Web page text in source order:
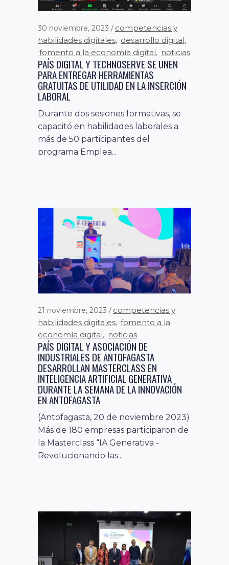
30 noviembre, 2023
competencias y
habilidades digitales, desarrollo digital,
fomento a la economía digital, noticias
PAÍS DIGITAL Y TECHNOSERVE SE UNEN
PARA ENTREGAR HERRAMIENTAS
GRATUITAS DE UTILIDAD EN LA INSERCIÓN
LABORAL
Durante dos sesiones formativas, se
capacitó en habilidades laborales a
más de 50 participantes del
programa Emplea...
21 noviembre, 2023
competencias y
habilidades digitales, fomento a la
economía digital, noticias
PAÍS DIGITAL Y ASOCIACIÓN DE
INDUSTRIALES DE ANTOFAGASTA
DESARROLLAN MASTERCLASS EN
INTELIGENCIA ARTIFICIAL GENERATIVA
DURANTE LA SEMANA DE LA INNOVACIÓN
EN ANTOFAGASTA
(Antofagasta, 20 de noviembre 2023)
Más de 180 empresas participaron de
la Masterclass “IA Generativa -
Revolucionando las...